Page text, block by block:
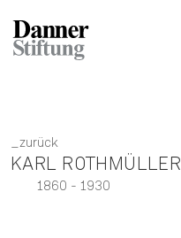
zurück
KARL ROTHMÜLLER
1860 - 1930